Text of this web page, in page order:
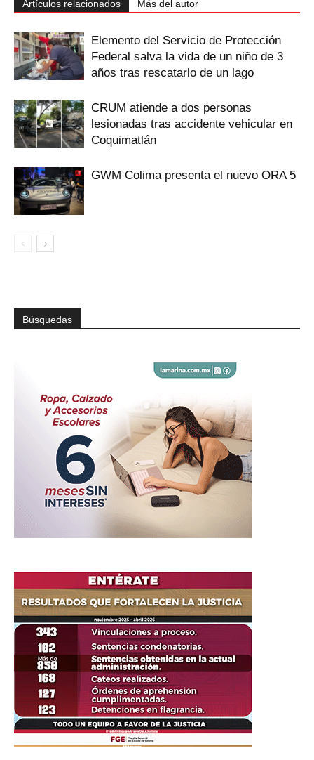
Artículos relacionados Más del autor
Elemento del Servicio de Protección
Federal salva la vida de un niño de 3
años tras rescatarlo de un lago
CRUM atiende a dos personas
lesionadas tras accidente vehicular en
Coquimatlán
GWM Colima presenta el nuevo ORA 5
Búsquedas